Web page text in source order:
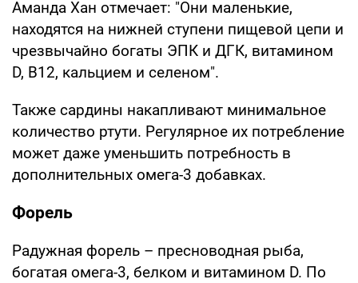
Аманда Хан отмечает: "Они маленькие,
находятся на нижней ступени пищевой цепи и
чрезвычайно богаты ЭПК и ДГК, витамином
D, B12, кальцием и селеном".
Также сардины накапливают минимальное
количество ртути. Регулярное их потребление
может даже уменьшить потребность в
дополнительных омега-3 добавках.
Форель
Радужная форель – пресноводная рыба,
богатая омега-3, белком и витамином D. По